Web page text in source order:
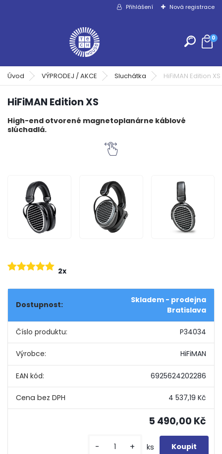
Přihlášení Nová registrace
0
Úvod VÝPRODEJ / AKCE Sluchátka HiFiMAN Edition XS
HiFiMAN Edition XS
High-end otvorené magnetoplanárne káblové
slúchadlá.
2x
Dostupnost:
Skladem - prodejna
Bratislava
Číslo produktu: P34034
Výrobce: HiFiMAN
EAN kód: 6925624202286
4 537,19 Kč
5 490,00 Kč
- + ks